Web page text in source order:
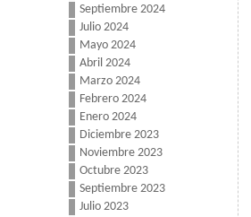
Septiembre 2024
Julio 2024
Mayo 2024
Abril 2024
Marzo 2024
Febrero 2024
Enero 2024
Diciembre 2023
Noviembre 2023
Octubre 2023
Septiembre 2023
Julio 2023